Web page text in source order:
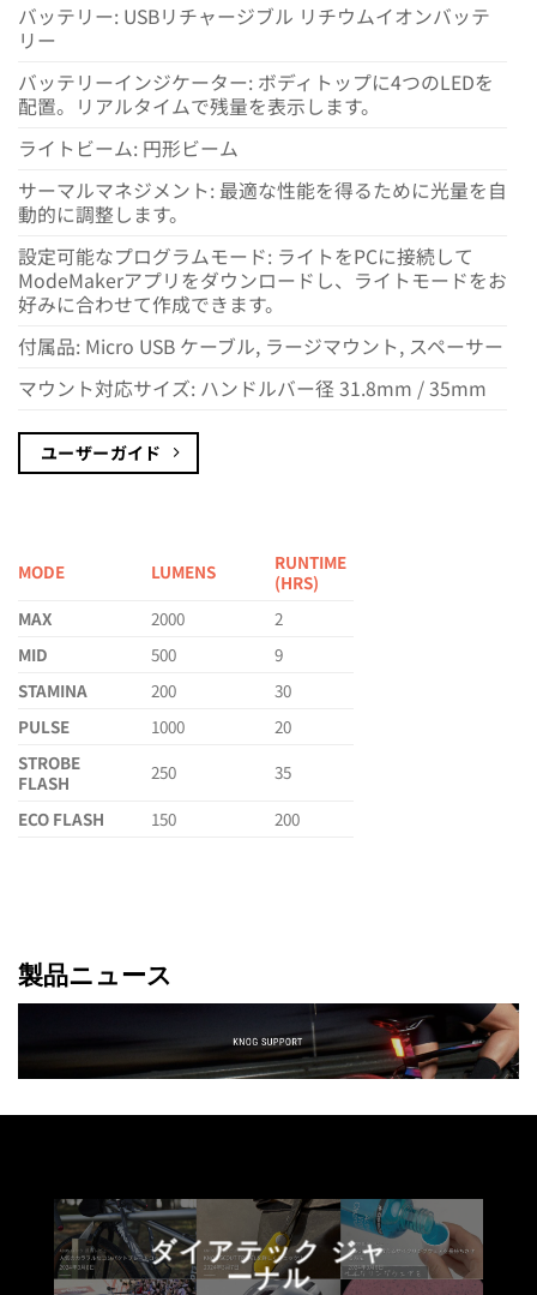
バッテリー: USBリチャージブル リチウムイオンバッテ
リー
バッテリーインジケーター: ボディトップに4つのLEDを
配置。リアルタイムで残量を表示します。
ライトビーム: 円形ビーム
サーマルマネジメント: 最適な性能を得るために光量を自
動的に調整します。
設定可能なプログラムモード: ライトをPCに接続して
ModeMakerアプリをダウンロードし、ライトモードをお
好みに合わせて作成できます。
付属品: Micro USB ケーブル, ラージマウント, スペーサー
マウント対応サイズ: ハンドルバー径 31.8mm / 35mm
ユーザーガイド
MODE LUMENS
RUNTIME
(HRS)
MAX
2000
2
MID
500
9
STAMINA
200
30
PULSE
1000
20
STROBE
FLASH
250
35
ECO FLASH
150 200
製品ニュース
ダイアテック ジャ
ーナル